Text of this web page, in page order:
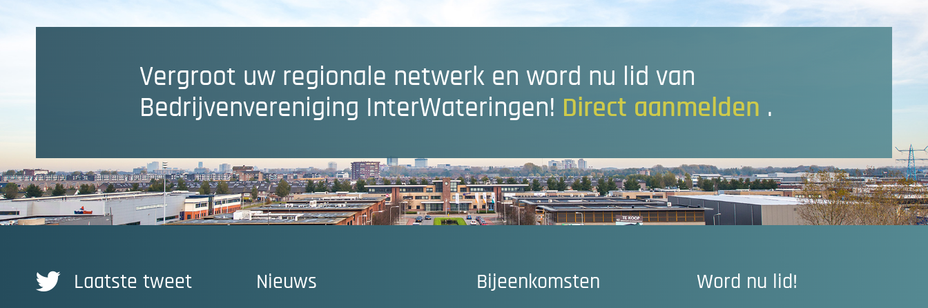
Vergroot uw regionale netwerk en word nu lid van
Bedrijvenvereniging InterWateringen! Direct aanmelden .
Laatste tweet Nieuws Bijeenkomsten Word nu lid!